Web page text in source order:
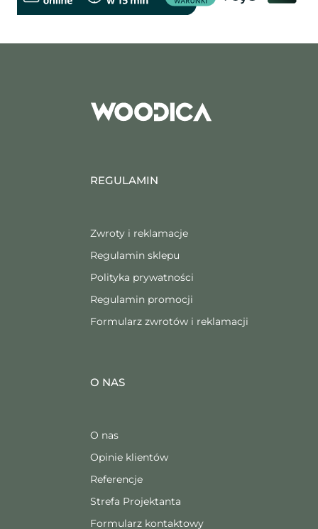
REGULAMIN
Zwroty i reklamacje
Regulamin sklepu
Polityka prywatności
Regulamin promocji
Formularz zwrotów i reklamacji
O NAS
O nas
Opinie klientów
Referencje
Strefa Projektanta
Formularz kontaktowy